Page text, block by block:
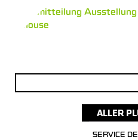
Pressemitteilung
Mulhouse
SERVICE